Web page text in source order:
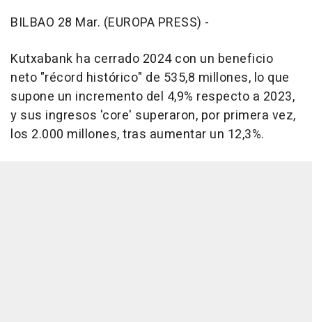
BILBAO 28 Mar. (EUROPA PRESS) -
Kutxabank ha cerrado 2024 con un beneficio
neto "récord histórico" de 535,8 millones, lo que
supone un incremento del 4,9% respecto a 2023,
y sus ingresos 'core' superaron, por primera vez,
los 2.000 millones, tras aumentar un 12,3%.